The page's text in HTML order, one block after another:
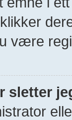
være
sletter